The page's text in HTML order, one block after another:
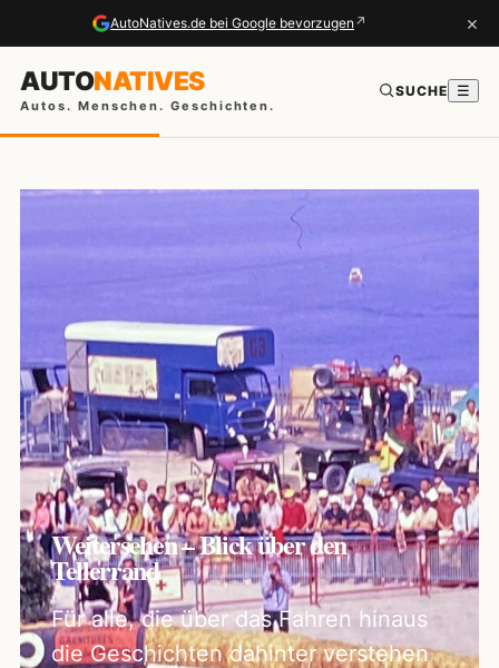
AutoNatives.de bei Google bevorzugen ↗ ×
AUTONATIVES
Autos. Menschen. Geschichten.
SUCHE ☰
Weitersehen – Blick über den
Tellerrand
Für alle, die über das Fahren hinaus
die Geschichten dahinter verstehen